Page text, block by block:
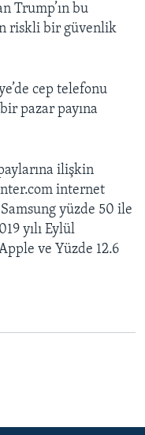
Trump’ın bu
riskli bir güvenlik
cep telefonu
pazar payına
ilişkin
internet
yüzde 50 ile
yılı Eylül
ve Yüzde 12.6